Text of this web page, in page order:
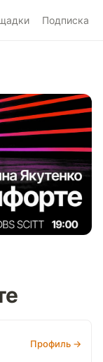
Подписка
Профиль →